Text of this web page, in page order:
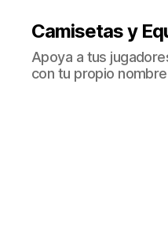
Camisetas y
Apoya a tus
con tu propio